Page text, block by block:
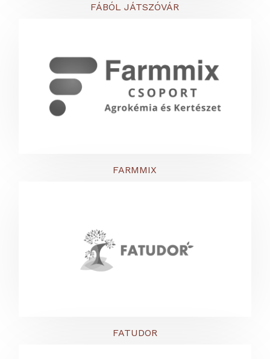
FÁBÓL JÁTSZÓVÁR
FARMMIX
FATUDOR